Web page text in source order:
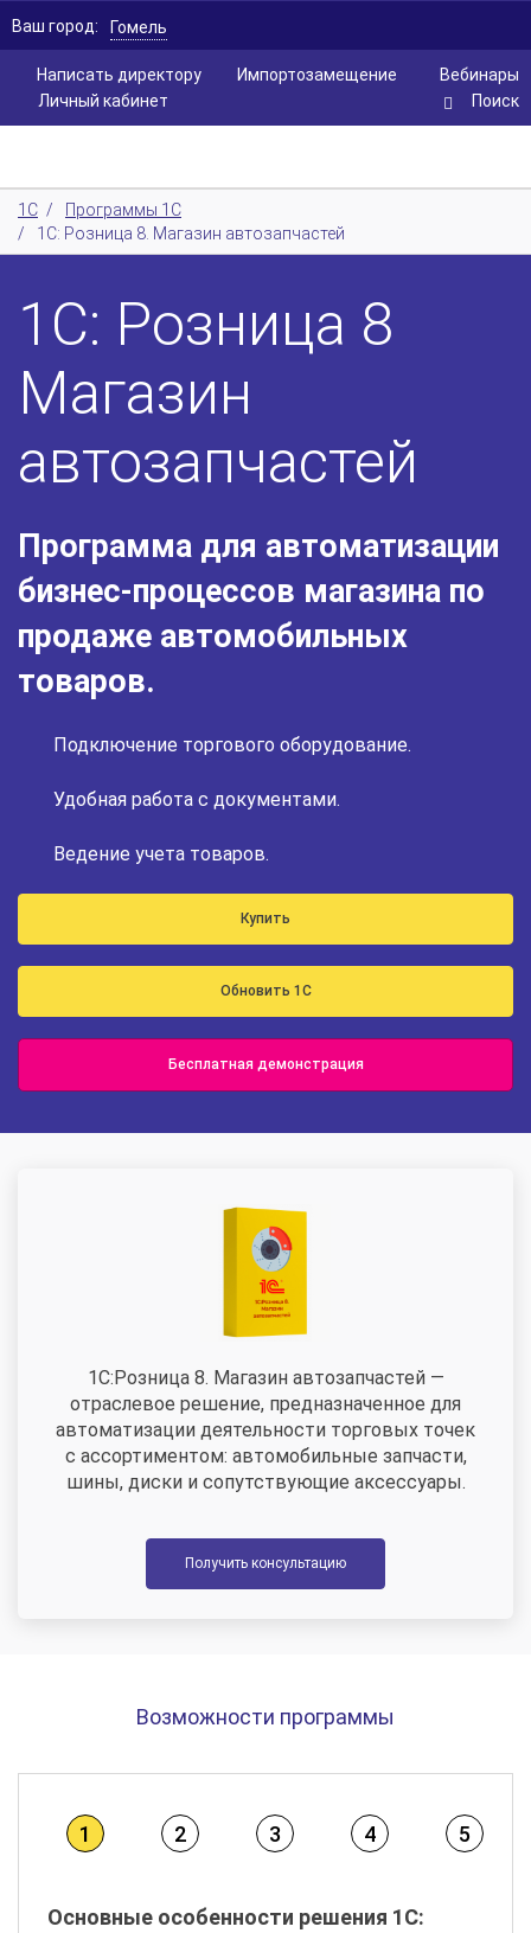
Написать директору Вебинары
Импортозамещение
Личный кабинет
Ваш город: Гомель
Поиск
1С /
Программы 1С
/
1С: Розница 8. Магазин автозапчастей
1С: Розница 8
Магазин
автозапчастей
Программа для автоматизации
бизнес-процессов магазина по
продаже автомобильных
товаров.
Подключение торгового оборудование.
Удобная работа с документами.
Ведение учета товаров.
Купить
Обновить 1С
Бесплатная демонстрация
1С:Розница 8. Магазин автозапчастей —
отраслевое решение, предназначенное для
автоматизации деятельности торговых точек
с ассортиментом: автомобильные запчасти,
шины, диски и сопутствующие аксессуары.
Получить консультацию
Возможности программы
1 2 3 4 5
Основные особенности решения 1С: